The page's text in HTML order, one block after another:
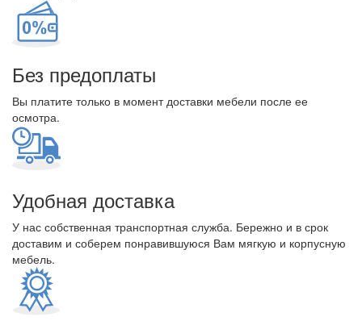
Без предоплаты
Вы платите только в момент доставки мебели после ее
осмотра.
Удобная доставка
У нас собственная транспортная служба. Бережно и в срок
доставим и соберем понравившуюся Вам мягкую и корпусную
мебель.